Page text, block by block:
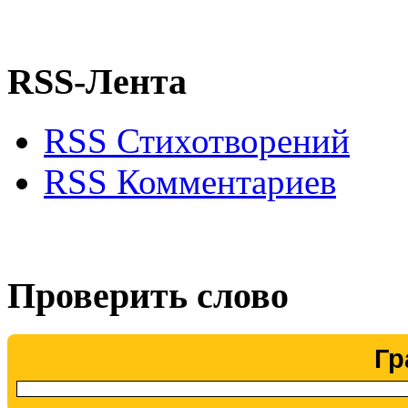
RSS-Лента
RSS Стихотворений
RSS Комментариев
Проверить слово